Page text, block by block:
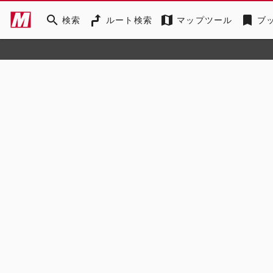
search 検索 ルート検索 map マップツール bookmark ブ